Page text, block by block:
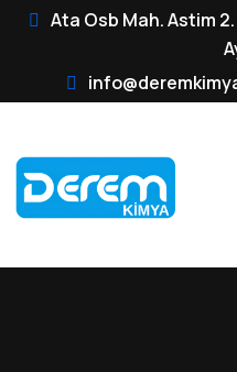
Ata Osb Mah. Astim